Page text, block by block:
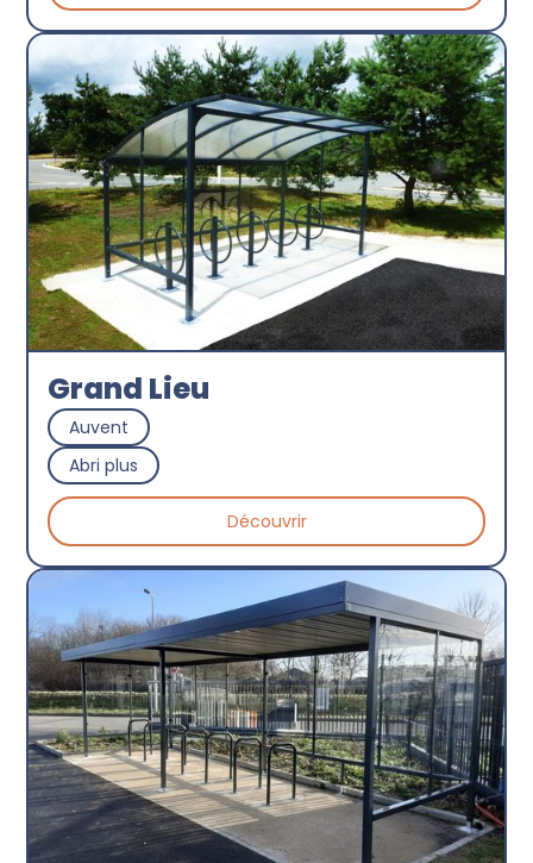
Grand Lieu
Auvent
Abri plus
Découvrir